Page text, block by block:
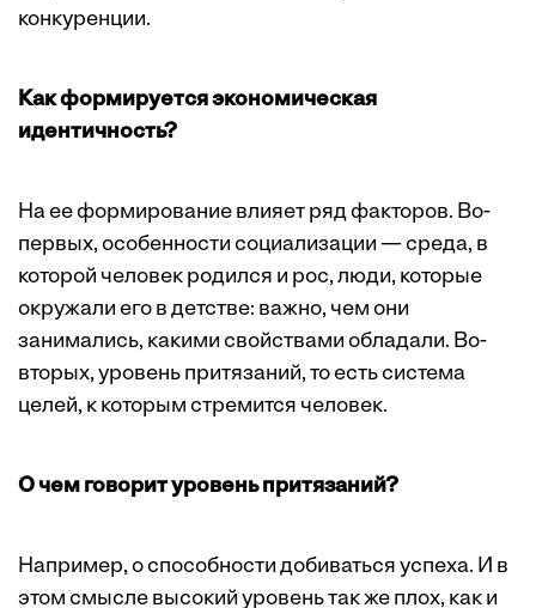
конкуренции.
Как формируется экономическая
идентичность?
На ее формирование влияет ряд факторов. Во-
первых, особенности социализации — среда, в
которой человек родился и рос, люди, которые
окружали его в детстве: важно, чем они
занимались, какими свойствами обладали. Во-
вторых, уровень притязаний, то есть система
целей, к которым стремится человек.
О чем говорит уровень притязаний?
Например, о способности добиваться успеха. И в
этом смысле высокий уровень так же плох, как и